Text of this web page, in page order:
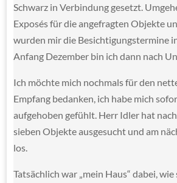
Schwarz in Verbindung gesetzt.
Exposés für die angefragten Objekte
wurden mir die Besichtigungstermine
Anfang Dezember bin ich dann nach
Ich möchte mich nochmals für den
Empfang bedanken, ich habe mich
aufgehoben gefühlt. Herr Idler hat
sieben Objekte ausgesucht und am
los.
Tatsächlich war „mein Haus“ dabei,